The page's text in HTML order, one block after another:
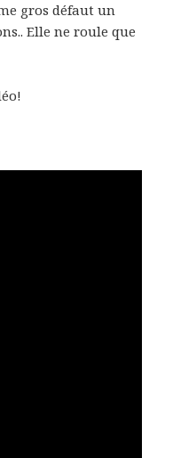
gros défaut un
Elle ne roule que